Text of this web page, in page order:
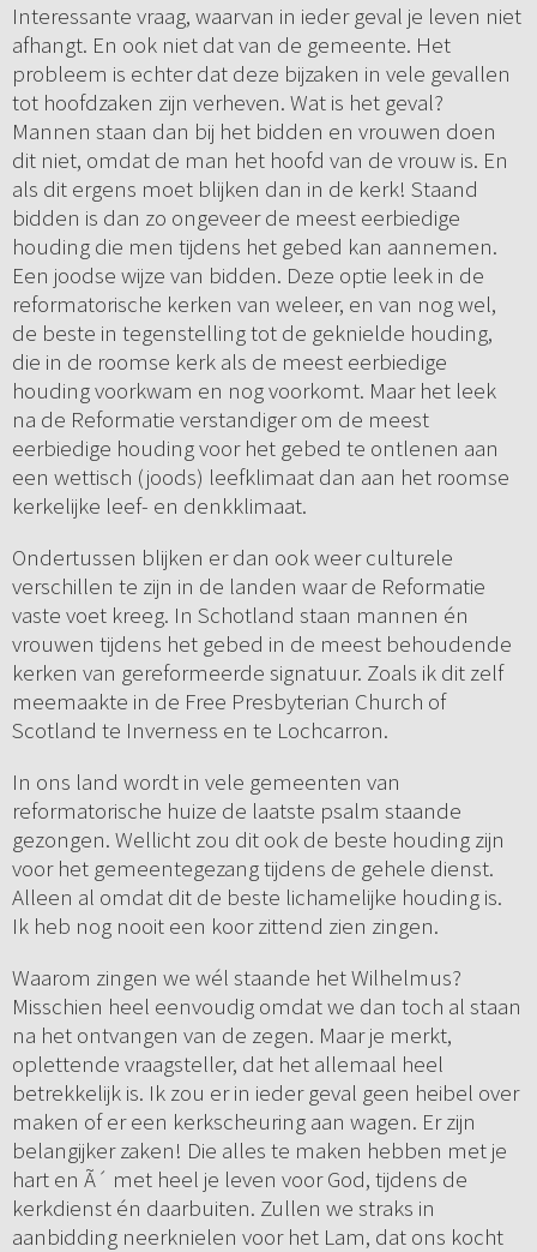
Interessante vraag, waarvan in ieder geval je leven niet
afhangt. En ook niet dat van de gemeente. Het
probleem is echter dat deze bijzaken in vele gevallen
tot hoofdzaken zijn verheven. Wat is het geval?
Mannen staan dan bij het bidden en vrouwen doen
dit niet, omdat de man het hoofd van de vrouw is. En
als dit ergens moet blijken dan in de kerk! Staand
bidden is dan zo ongeveer de meest eerbiedige
houding die men tijdens het gebed kan aannemen.
Een joodse wijze van bidden. Deze optie leek in de
reformatorische kerken van weleer, en van nog wel,
de beste in tegenstelling tot de geknielde houding,
die in de roomse kerk als de meest eerbiedige
houding voorkwam en nog voorkomt. Maar het leek
na de Reformatie verstandiger om de meest
eerbiedige houding voor het gebed te ontlenen aan
een wettisch (joods) leefklimaat dan aan het roomse
kerkelijke leef- en denkklimaat.
Ondertussen blijken er dan ook weer culturele
verschillen te zijn in de landen waar de Reformatie
vaste voet kreeg. In Schotland staan mannen én
vrouwen tijdens het gebed in de meest behoudende
kerken van gereformeerde signatuur. Zoals ik dit zelf
meemaakte in de Free Presbyterian Church of
Scotland te Inverness en te Lochcarron.
In ons land wordt in vele gemeenten van
reformatorische huize de laatste psalm staande
gezongen. Wellicht zou dit ook de beste houding zijn
voor het gemeentegezang tijdens de gehele dienst.
Alleen al omdat dit de beste lichamelijke houding is.
Ik heb nog nooit een koor zittend zien zingen.
Waarom zingen we wél staande het Wilhelmus?
Misschien heel eenvoudig omdat we dan toch al staan
na het ontvangen van de zegen. Maar je merkt,
oplettende vraagsteller, dat het allemaal heel
betrekkelijk is. Ik zou er in ieder geval geen heibel over
maken of er een kerkscheuring aan wagen. Er zijn
belangijker zaken! Die alles te maken hebben met je
hart en Ã´ met heel je leven voor God, tijdens de
kerkdienst én daarbuiten. Zullen we straks in
aanbidding neerknielen voor het Lam, dat ons kocht